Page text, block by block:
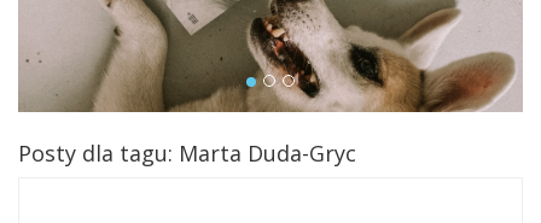
Posty dla tagu: Marta Duda-Gryc